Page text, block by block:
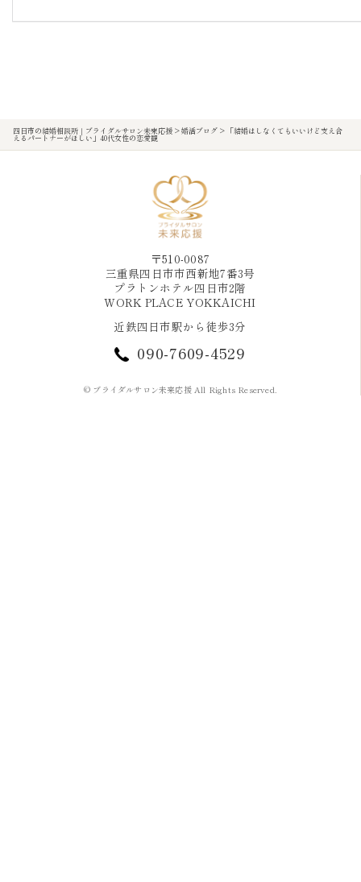
四日市の結婚相談所｜ブライダルサロン未来応援>婚活ブログ> 「結婚はしなくてもいいけど支え合
えるパートナーがほしい」40代女性の恋愛観
〒510-0087
三重県四日市市西新地7番3号
プラトンホテル四日市2階
WORK PLACE YOKKAICHI
近鉄四日市駅から徒歩3分
090-7609-4529
© ブライダルサロン未来応援 All Rights Reserved.